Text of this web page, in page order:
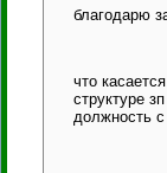
благодарю
что
структуре
должность